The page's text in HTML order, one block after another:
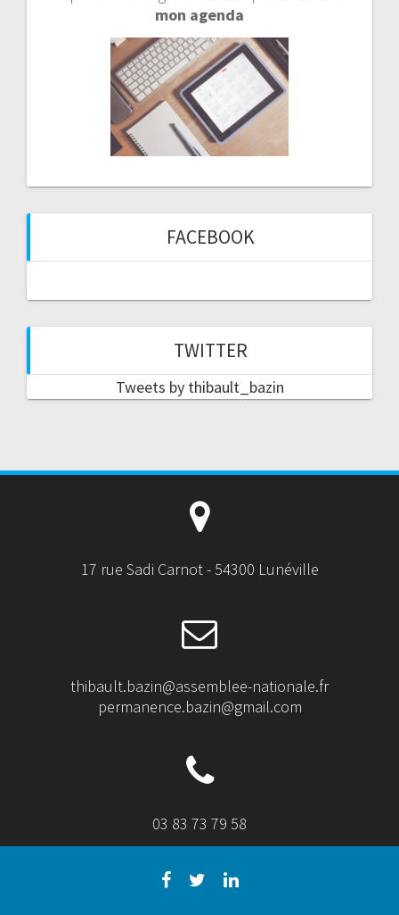
mon agenda
FACEBOOK
TWITTER
Tweets by thibault_bazin
17 rue Sadi Carnot - 54300 Lunéville
thibault.bazin@assemblee-nationale.fr
permanence.bazin@gmail.com
03 83 73 79 58